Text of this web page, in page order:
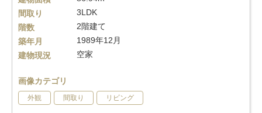
間取り
3LDK
階数
2階建て
築年月
1989年12月
建物現況
空家
画像カテゴリ
外観 間取り リビング